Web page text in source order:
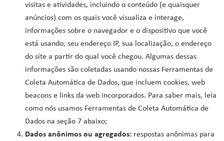
visitas e atividades, incluindo o conteúdo (e quaisquer
anúncios) com os quais você visualiza e interage,
informações sobre o navegador e o dispositivo que você
está usando, seu endereço IP, sua localização, o endereço
do site a partir do qual você chegou. Algumas dessas
informações são coletadas usando nossas Ferramentas de
Coleta Automática de Dados, que incluem cookies, web
beacons e links da web incorporados. Para saber mais, leia
como nós usamos Ferramentas de Coleta Automática de
Dados na seção 7 abaixo;
Dados anônimos ou agregados: respostas anônimas para